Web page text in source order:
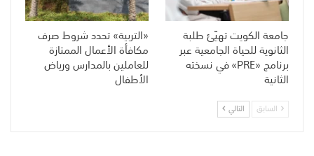
جامعة الكويت تهيّئ طلبة
الثانوية للحياة الجامعية عبر
برنامج «PRE» في نسخته
الثانية
«التربية» تحدد شروط صرف
مكافأة الأعمال الممتازة
للعاملين بالمدارس ورياض
الأطفال
السابق التالي